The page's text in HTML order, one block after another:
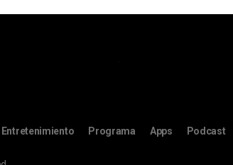
Entretenimiento Programa Apps Podcast